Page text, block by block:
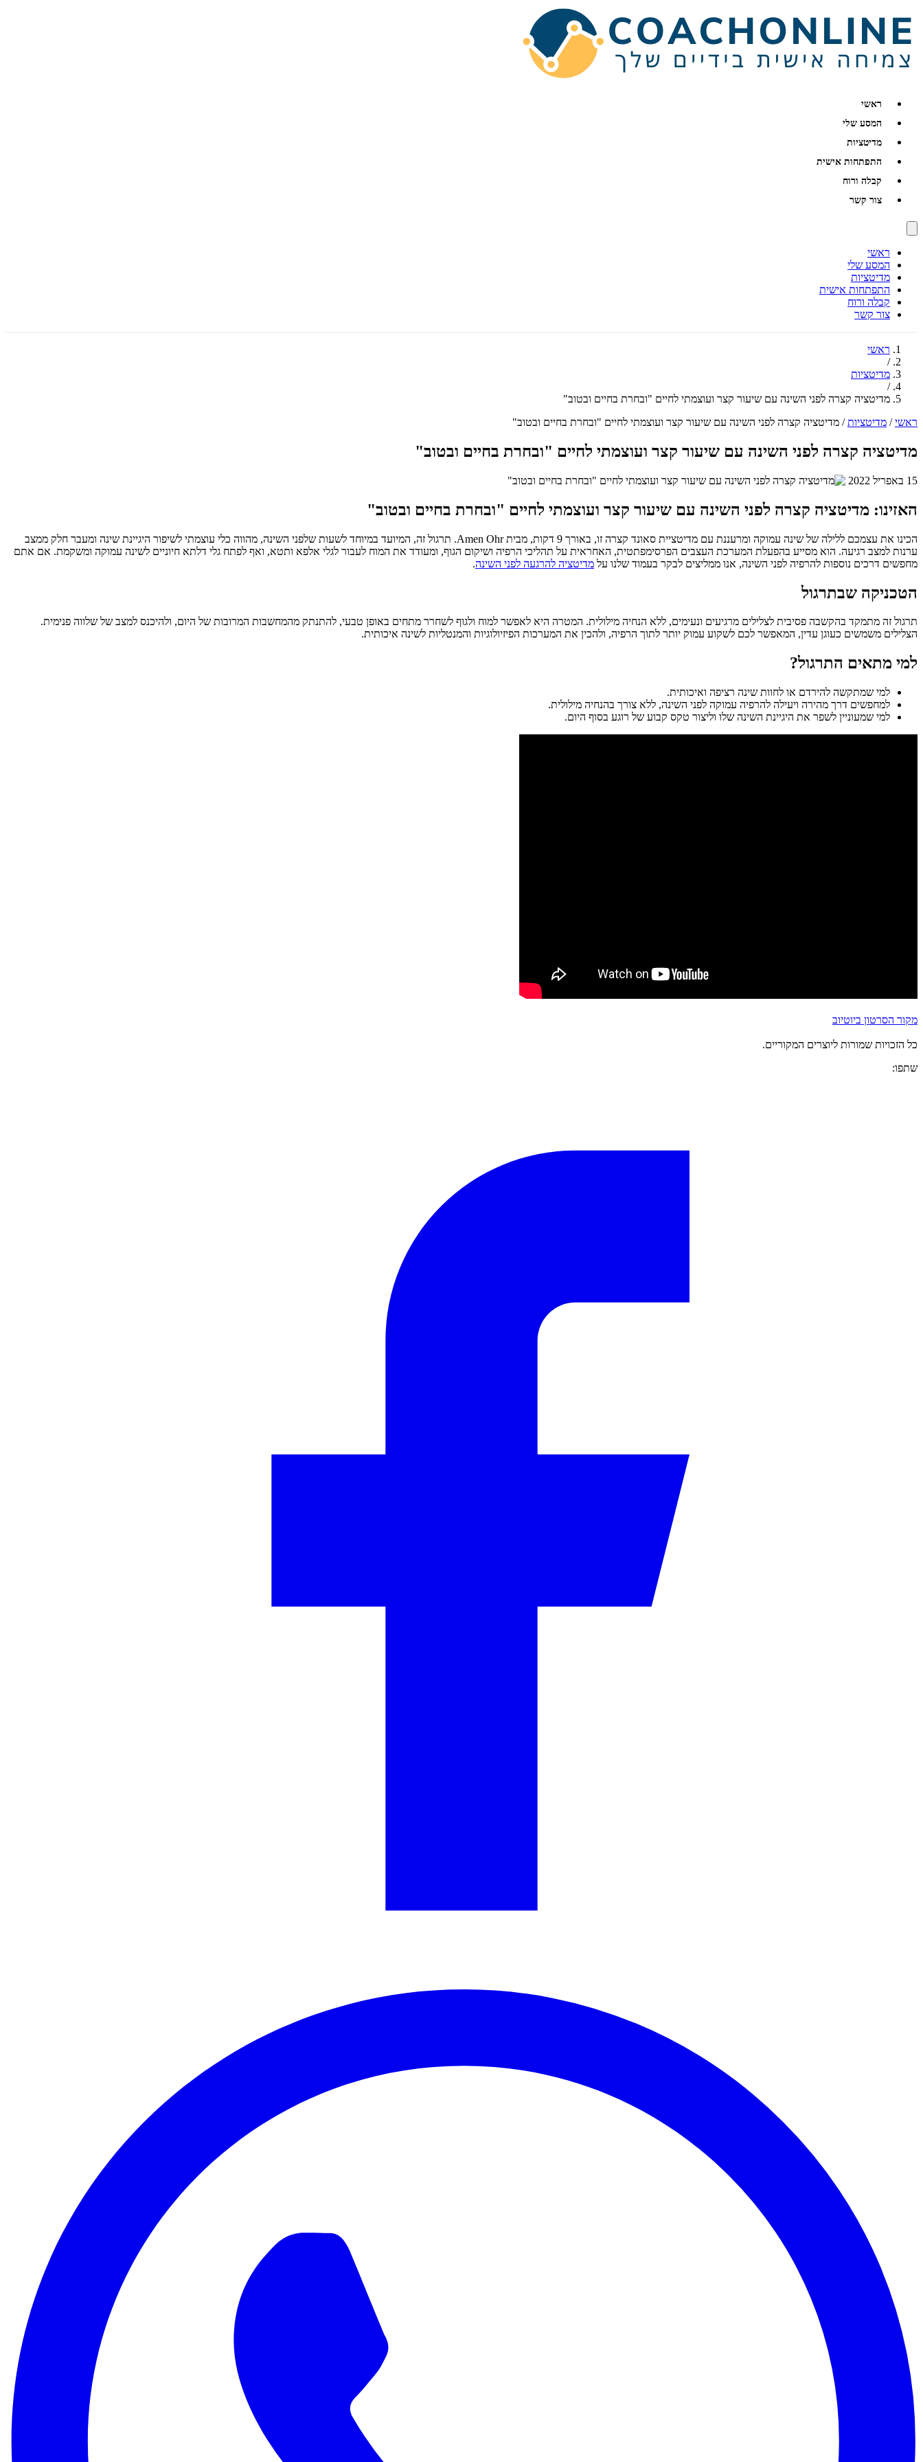
ראשי
המסע שלי
מדיטציות
התפתחות אישית
קבלה ורוח
צור קשר
ראשי
המסע שלי
מדיטציות
התפתחות אישית
קבלה ורוח
צור קשר
ראשי
/
מדיטציות
/
מדיטציה קצרה לפני השינה עם שיעור קצר ועוצמתי לחיים "ובחרת בחיים ובטוב"
ראשי / מדיטציות / מדיטציה קצרה לפני השינה עם שיעור קצר ועוצמתי לחיים "ובחרת בחיים ובטוב"
מדיטציה קצרה לפני השינה עם שיעור קצר ועוצמתי לחיים "ובחרת בחיים ובטוב"
15 באפריל 2022
האזינו: מדיטציה קצרה לפני השינה עם שיעור קצר ועוצמתי לחיים "ובחרת בחיים ובטוב"
הכינו את עצמכם ללילה של שינה עמוקה ומרעננת עם מדיטציית סאונד קצרה זו, באורך 9 דקות, מבית Amen Ohr. תרגול זה, המיועד במיוחד לשעות שלפני השינה, מהווה כלי עוצמתי לשיפור היגיינת שינה ומעבר חלק ממצב
ערנות למצב רגיעה. הוא מסייע בהפעלת המערכת העצבים הפרסימפתטית, האחראית על תהליכי הרפיה ושיקום הגוף, ומעודד את המוח לעבור לגלי אלפא ותטא, ואף לפתח גלי דלתא חיוניים לשינה עמוקה ומשקמת. אם אתם
מחפשים דרכים נוספות להרפיה לפני השינה, אנו ממליצים לבקר בעמוד שלנו על מדיטציה להרגעה לפני השינה.
הטכניקה שבתרגול
תרגול זה מתמקד בהקשבה פסיבית לצלילים מרגיעים ונעימים, ללא הנחיה מילולית. המטרה היא לאפשר למוח ולגוף לשחרר מתחים באופן טבעי, להתנתק מהמחשבות המרובות של היום, ולהיכנס למצב של שלווה פנימית.
הצלילים משמשים כעוגן עדין, המאפשר לכם לשקוע עמוק יותר לתוך הרפיה, ולהכין את המערכות הפיזיולוגיות והמנטליות לשינה איכותית.
למי מתאים התרגול?
למי שמתקשה להירדם או לחוות שינה רציפה ואיכותית.
למחפשים דרך מהירה ויעילה להרפיה עמוקה לפני השינה, ללא צורך בהנחיה מילולית.
למי שמעוניין לשפר את היגיינת השינה שלו וליצור טקס קבוע של רוגע בסוף היום.
מקור הסרטון ביוטיוב
כל הזכויות שמורות ליוצרים המקוריים.
שתפו: